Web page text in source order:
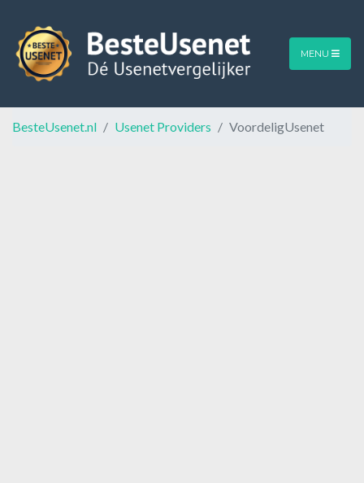
MENU
BesteUsenet.nl Usenet Providers VoordeligUsenet